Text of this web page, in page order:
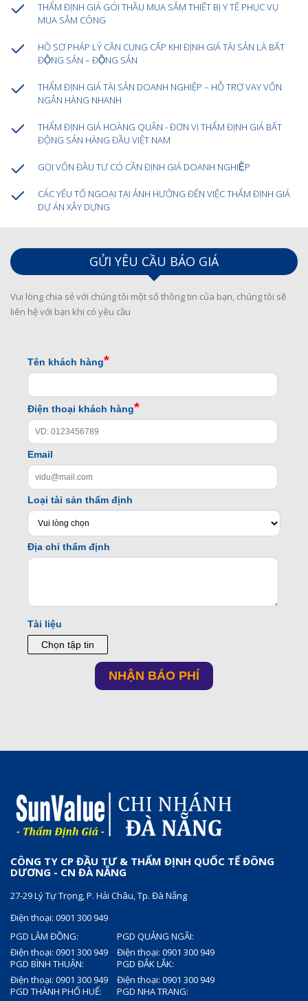
THẨM ĐỊNH GIÁ GÓI THẦU MUA SẮM THIẾT BỊ Y TẾ PHỤC VỤ
MUA SẮM CÔNG
HỒ SƠ PHÁP LÝ CẦN CUNG CẤP KHI ĐỊNH GIÁ TÀI SẢN LÀ BẤT
ĐỘNG SẢN – ĐỘNG SẢN
THẨM ĐỊNH GIÁ TÀI SẢN DOANH NGHIỆP – HỖ TRỢ VAY VỐN
NGÂN HÀNG NHANH
THẨM ĐỊNH GIÁ HOÀNG QUÂN - ĐƠN VỊ THẨM ĐỊNH GIÁ BẤT
ĐỘNG SẢN HÀNG ĐẦU VIỆT NAM
GỌI VỐN ĐẦU TƯ CÓ CẦN ĐỊNH GIÁ DOANH NGHIỆP
CÁC YẾU TỐ NGOẠI TẠI ẢNH HƯỞNG ĐẾN VIỆC THẨM ĐỊNH GIÁ
DỰ ÁN XÂY DỰNG
GỬI YÊU CẦU BÁO GIÁ
Vui lòng chia sẻ với chúng tôi một số thông tin của bạn, chúng tôi sẽ
liên hệ với bạn khi có yêu cầu
CÔNG TY CP ĐẦU TƯ & THẨM ĐỊNH QUỐC TẾ ĐÔNG
DƯƠNG - CN ĐÀ NẴNG
27-29 Lý Tự Trọng, P. Hải Châu, Tp. Đà Nẵng
Điện thoại: 0901 300 949
PGD LÂM ĐỒNG:
Điện thoại: 0901 300 949
PGD QUẢNG NGÃI:
Điện thoại: 0901 300 949
PGD BÌNH THUẬN:
Điện thoại: 0901 300 949
PGD ĐẮK LẮK:
Điện thoại: 0901 300 949
PGD THÀNH PHỐ HUẾ:
PGD NHA TRANG: